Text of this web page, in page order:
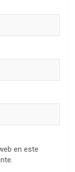
en este